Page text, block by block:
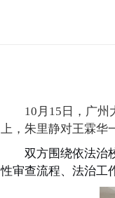
10月15日，广州
上，朱里静对王霖华
双方围绕依法治
性审查流程、法治工